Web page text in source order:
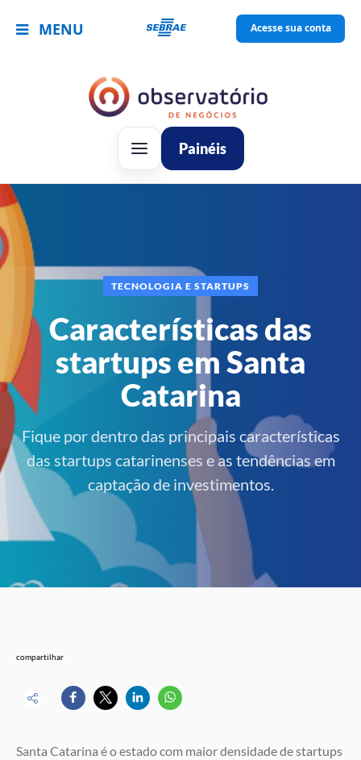
MENU Acesse sua conta
Painéis
TECNOLOGIA E STARTUPS
Características das
startups em Santa
Catarina
Fique por dentro das principais características
das startups catarinenses e as tendências em
captação de investimentos.
compartilhar
Santa Catarina é o estado com maior densidade de startups